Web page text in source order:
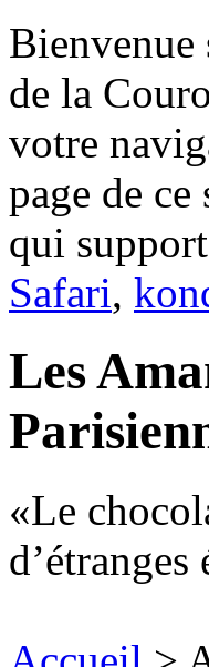
Bienvenue
de la
votre
page de
qui
Safari,
Les
Le
d’étranges